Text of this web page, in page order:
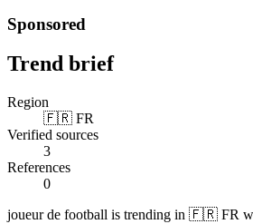
Sponsored
Trend brief
Region
🇫🇷 FR
Verified sources
3
References
0
joueur de football is trending in 🇫🇷 FR